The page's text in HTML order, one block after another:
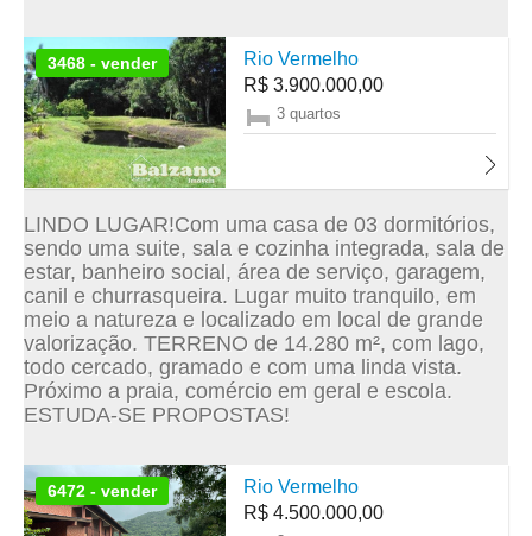
3468 - vender
Rio Vermelho
R$ 3.900.000,00
3 quartos
LINDO LUGAR!Com uma casa de 03 dormitórios,
sendo uma suite, sala e cozinha integrada, sala de
estar, banheiro social, área de serviço, garagem,
canil e churrasqueira. Lugar muito tranquilo, em
meio a natureza e localizado em local de grande
valorização. TERRENO de 14.280 m², com lago,
todo cercado, gramado e com uma linda vista.
Próximo a praia, comércio em geral e escola.
ESTUDA-SE PROPOSTAS!
6472 - vender
Rio Vermelho
R$ 4.500.000,00